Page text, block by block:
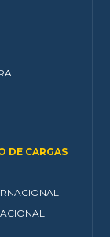
DE CARGAS